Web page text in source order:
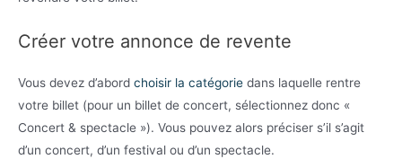
Créer votre annonce de revente
Vous devez d’abord choisir la catégorie dans laquelle rentre
votre billet (pour un billet de concert, sélectionnez donc «
Concert & spectacle »). Vous pouvez alors préciser s’il s’agit
d’un concert, d’un festival ou d’un spectacle.